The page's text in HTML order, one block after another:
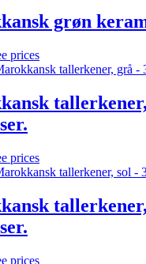
grøn
prices
prices
prices